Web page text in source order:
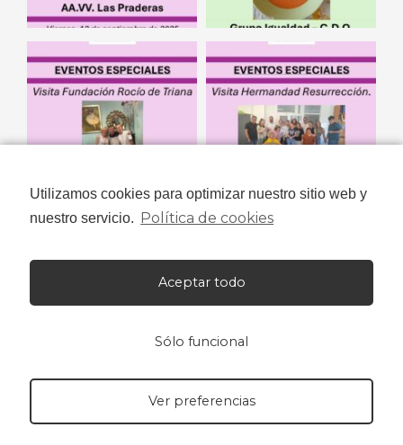
Utilizamos cookies para optimizar nuestro sitio web y
nuestro servicio. Política de cookies
Aceptar todo
Sólo funcional
Ver preferencias
Niños con Amor© 2023 Todos los derechos reservados